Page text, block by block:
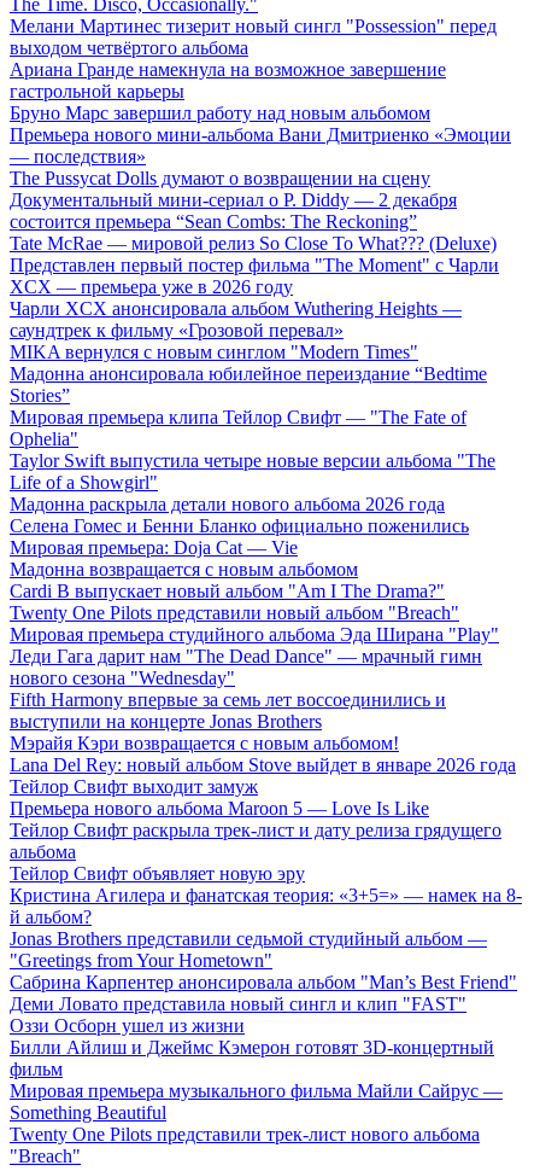
The Time. Disco, Occasionally."
Мелани Мартинес тизерит новый сингл "Possession" перед
выходом четвёртого альбома
Ариана Гранде намекнула на возможное завершение
гастрольной карьеры
Бруно Марс завершил работу над новым альбомом
Премьера нового мини-альбома Вани Дмитриенко «Эмоции
— последствия»
The Pussycat Dolls думают о возвращении на сцену
Документальный мини-сериал о P. Diddy — 2 декабря
состоится премьера “Sean Combs: The Reckoning”
Tate McRae — мировой релиз So Close To What??? (Deluxe)
Представлен первый постер фильма "The Moment" с Чарли
XCX — премьера уже в 2026 году
Чарли XCX анонсировала альбом Wuthering Heights —
саундтрек к фильму «Грозовой перевал»
MIKA вернулся с новым синглом "Modern Times"
Мадонна анонсировала юбилейное переиздание “Bedtime
Stories”
Мировая премьера клипа Тейлор Свифт — "The Fate of
Ophelia"
Taylor Swift выпустила четыре новые версии альбома "The
Life of a Showgirl"
Мадонна раскрыла детали нового альбома 2026 года
Селена Гомес и Бенни Бланко официально поженились
Мировая премьера: Doja Cat — Vie
Мадонна возвращается с новым альбомом
Cardi B выпускает новый альбом "Am I The Drama?"
Twenty One Pilots представили новый альбом "Breach"
Мировая премьера студийного альбома Эда Ширана "Play"
Леди Гага дарит нам "The Dead Dance" — мрачный гимн
нового сезона "Wednesday"
Fifth Harmony впервые за семь лет воссоединились и
выступили на концерте Jonas Brothers
Мэрайя Кэри возвращается с новым альбомом!
Lana Del Rey: новый альбом Stove выйдет в январе 2026 года
Тейлор Свифт выходит замуж
Премьера нового альбома Maroon 5 — Love Is Like
Тейлор Свифт раскрыла трек-лист и дату релиза грядущего
альбома
Тейлор Свифт объявляет новую эру
Кристина Агилера и фанатская теория: «3+5=» — намек на 8-
й альбом?
Jonas Brothers представили седьмой студийный альбом —
"Greetings from Your Hometown"
Сабрина Карпентер анонсировала альбом "Man’s Best Friend"
Деми Ловато представила новый сингл и клип "FAST"
Оззи Осборн ушел из жизни
Билли Айлиш и Джеймс Кэмерон готовят 3D-концертный
фильм
Мировая премьера музыкального фильма Майли Сайрус —
Something Beautiful
Twenty One Pilots представили трек-лист нового альбома
"Breach"